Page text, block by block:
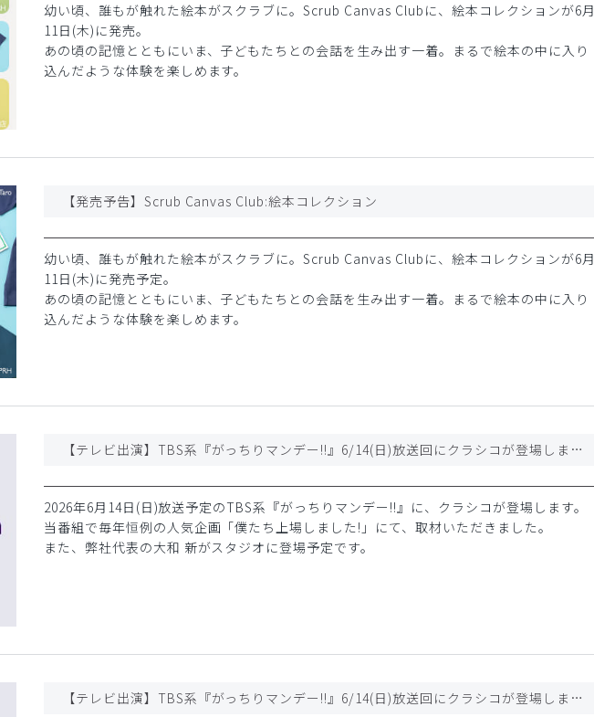
幼い頃、誰もが触れた絵本がスクラブに。Scrub Canvas Clubに、絵本コレクションが6月
11日(木)に発売。
あの頃の記憶とともにいま、子どもたちとの会話を生み出す一着。まるで絵本の中に入り
込んだような体験を楽しめます。
【発売予告】Scrub Canvas Club:絵本コレクション
幼い頃、誰もが触れた絵本がスクラブに。Scrub Canvas Clubに、絵本コレクションが6月
11日(木)に発売予定。
あの頃の記憶とともにいま、子どもたちとの会話を生み出す一着。まるで絵本の中に入り
込んだような体験を楽しめます。
【テレビ出演】TBS系『がっちりマンデー!!』6/14(日)放送回にクラシコが登場しました
2026年6月14日(日)放送予定のTBS系『がっちりマンデー!!』に、クラシコが登場します。
当番組で毎年恒例の人気企画「僕たち上場しました!」にて、取材いただきました。
また、弊社代表の大和 新がスタジオに登場予定です。
【テレビ出演】TBS系『がっちりマンデー!!』6/14(日)放送回にクラシコが登場します